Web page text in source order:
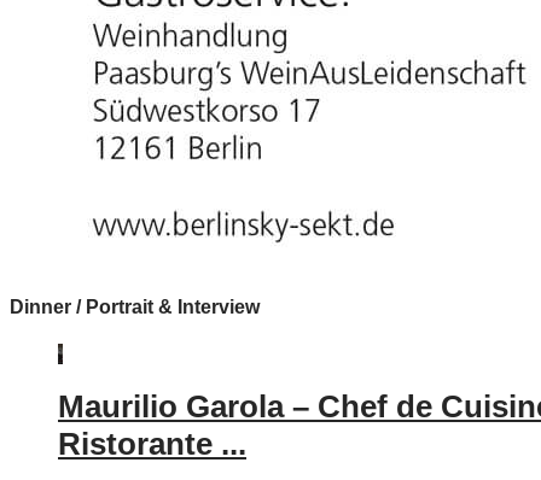
Dinner / Portrait & Interview
Maurilio Garola – Chef de
Ristorante ...